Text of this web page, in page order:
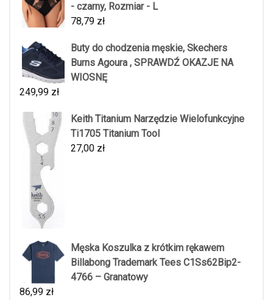
- czarny, Rozmiar - L
78,79 zł
Buty do chodzenia męskie, Skechers
Burns Agoura , SPRAWDŹ OKAZJE NA
WIOSNĘ
249,99 zł
Keith Titanium Narzędzie Wielofunkcyjne
Ti1705 Titanium Tool
27,00 zł
Męska Koszulka z krótkim rękawem
Billabong Trademark Tees C1Ss62Bip2-
4766 – Granatowy
86,99 zł